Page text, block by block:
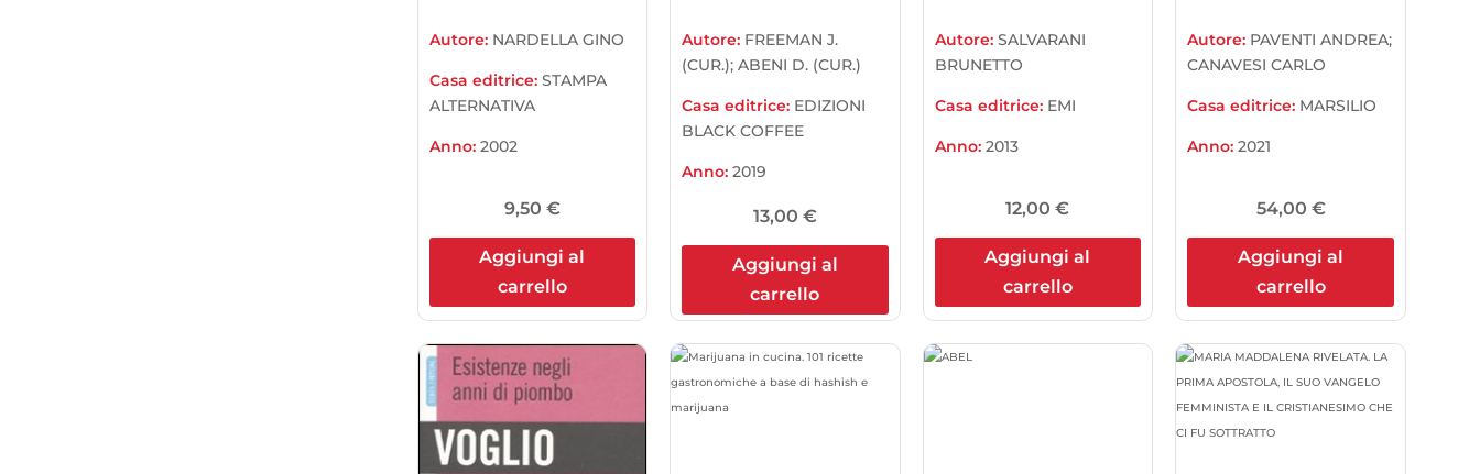
Autore: NARDELLA GINO
Casa editrice: STAMPA
ALTERNATIVA
Anno: 2002
9,50 €
Aggiungi al
carrello
Autore: FREEMAN J.
(CUR.); ABENI D. (CUR.)
Casa editrice: EDIZIONI
BLACK COFFEE
Anno:2019
13,00 €
Aggiungi al
carrello
Autore: SALVARANI
BRUNETTO
Casa editrice: EMI
Anno: 2013
12,00€
Aggiungi al
carrello
Autore: PAVENTI ANDREA;
CANAVESI CARLO
Casa editrice: MARSILIO
Anno:2021
54,00 €
Aggiungi al
carrello